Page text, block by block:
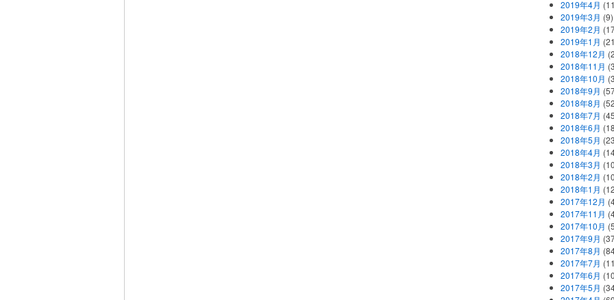
2019年4月
2019年3月 (9)
2019年2月
2019年1月
2018年12月
2018年11月
2018年10月
2018年9月
2018年8月
2018年7月
2018年6月
2018年5月
2018年4月
2018年3月
2018年2月
2018年1月
2017年12月
2017年11月
2017年10月
2017年9月
2017年8月
2017年7月
2017年6月
2017年5月